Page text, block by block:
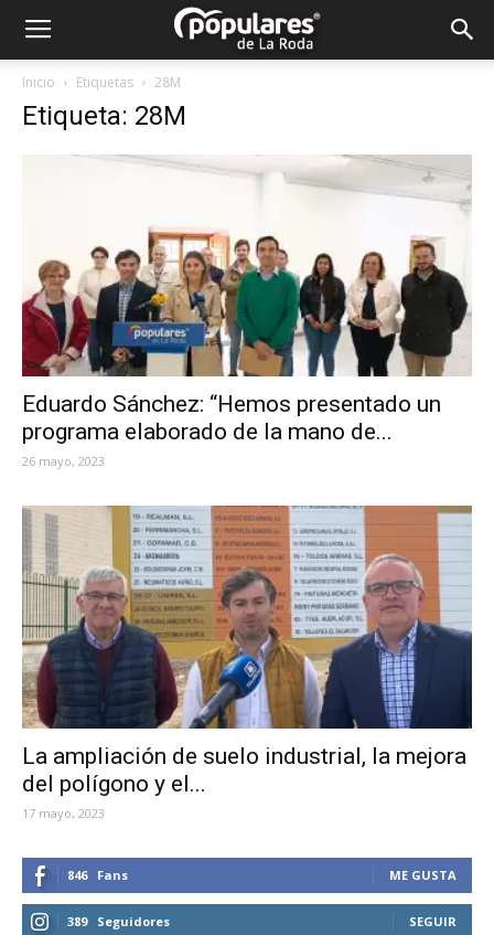
Partido
Popular
Roda
Inicio Etiquetas 28M
Etiqueta: 28M
Eduardo Sánchez: “Hemos presentado un
programa elaborado de la mano de...
26 mayo, 2023
La ampliación de suelo industrial, la mejora
del polígono y el...
17 mayo, 2023
846 Fans ME GUSTA
389 Seguidores SEGUIR